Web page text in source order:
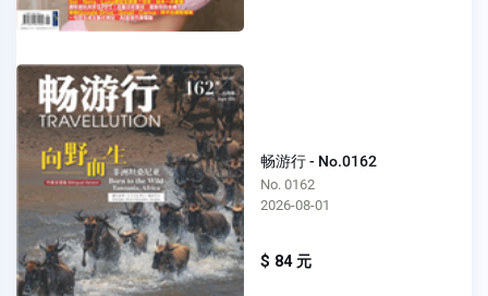
畅游行 - No.0162
No. 0162
2026-08-01
$ 84 元